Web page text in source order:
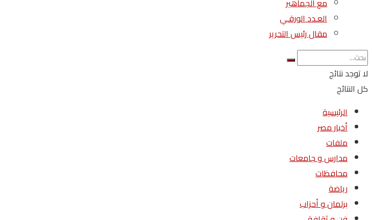
مع الجماهير
العـدد الورقـي
مقال رئيس التحرير
لا توجد نتائج
كل النتائج
الرئيسية
أخبار مصر
ملفات
مدارس و جامعات
محافظات
رياضة
برلمان و أحزاب